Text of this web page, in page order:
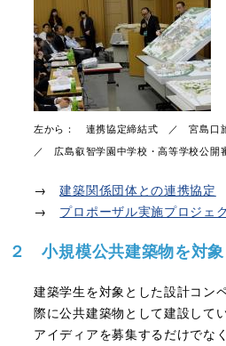
左から： 連携協定締結式 ／ 宮島口
／ 広島叡智学園中学校・高等学校公開
→建築関係団体との連携協定
→ プロポーザル実施プロジェ
２ 小規模公共建築物を対
建築学生を対象とした設計コン
際に公共建築物として建設してい
アイディアを募集するだけでな